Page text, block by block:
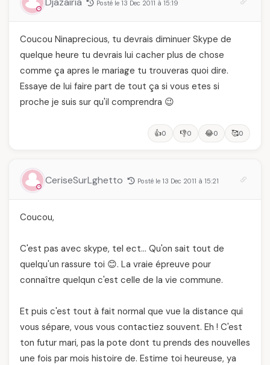
Posté le 13 Dec 2011 à 15:19
Coucou Ninaprecious, tu devrais diminuer Skype de
quelque heure tu devrais lui cacher plus de chose
comme ça apres le mariage tu trouveras quoi dire.
Essaye de lui faire part de tout ça si vous etes si
proche je suis sur qu'il comprendra 😉
👍0 👎0 😂0 🥰0
CeriseSurLghetto Posté le 13 Dec 2011 à 15:21
Coucou,
C'est pas avec skype, tel ect… Qu'on sait tout de
quelqu'un rassure toi 😊. La vraie épreuve pour
connaître quelqun c'est celle de la vie commune.
Et puis c'est tout à fait normal que vue la distance qui
vous sépare, vous vous contactiez souvent. Eh ! C'est
ton futur mari, pas la pote dont tu prends des nouvelles
une fois par mois histoire de. Estime toi heureuse, ya